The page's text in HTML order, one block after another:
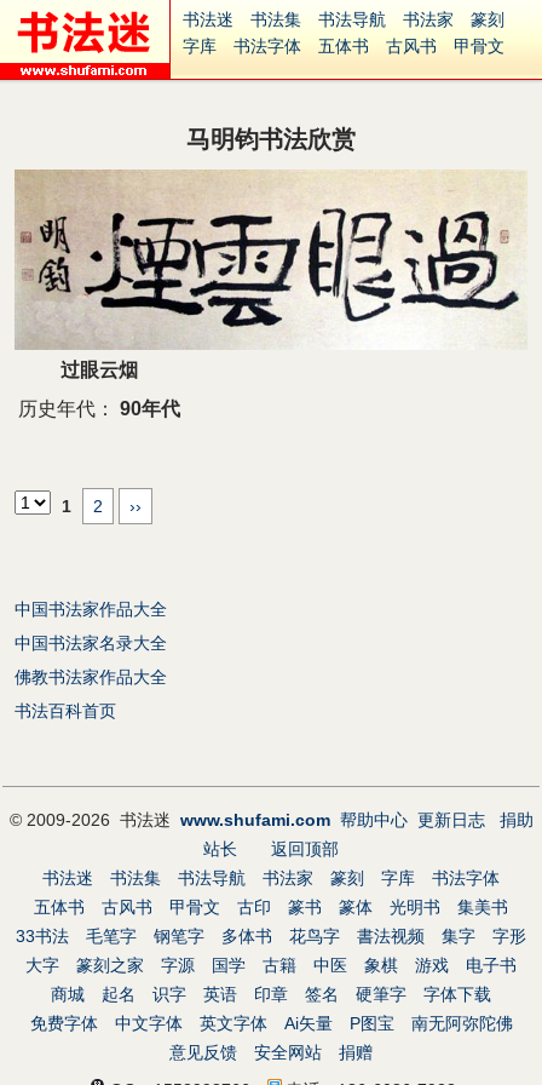
书法迷 书法集 书法导航 书法家
篆刻
字库
书法字体 五体书 古风书
甲骨文
集字
字形 大字 篆刻之家
古籍
中医 象棋 游戏
免费字体
英文字体
Ai矢量
P图宝 南无阿弥陀佛
意见反馈
安全网站
捐赠 繁體版
马明钧书法欣赏
过眼云烟
历史年代：
90年代
1 2 ››
中国书法家作品大全
中国书法家名录大全
佛教书法家作品大全
书法百科首页
© 2009-2026 书法迷 www.shufami.com 帮助中心 更新日志
捐助
站长
返回顶部
书法迷
书法集 书法导航 书法家 篆刻 字库
书法字体
五体书
古风书 甲骨文 古印 篆书 篆体 光明书
集美书
33书法
毛笔字 钢笔字 多体书 花鸟字 書法视频 集字
字形
大字
篆刻之家 字源 国学 古籍 中医 象棋 游戏
电子书
商城
起名 识字 英语 印章 签名 硬筆字
字体下载
免费字体
中文字体 英文字体 Ai矢量 P图宝
南无阿弥陀佛
意见反馈
安全网站
捐赠